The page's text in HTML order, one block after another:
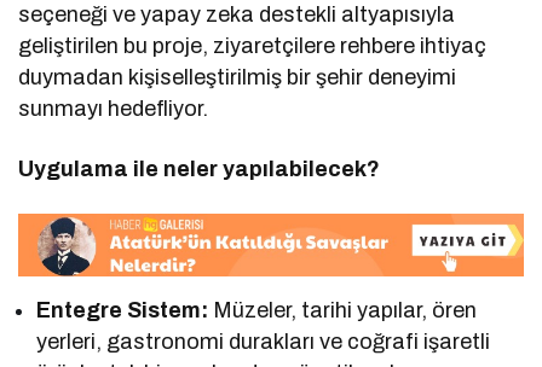
seçeneği ve yapay zeka destekli altyapısıyla
geliştirilen bu proje, ziyaretçilere rehbere ihtiyaç
duymadan kişiselleştirilmiş bir şehir deneyimi
sunmayı hedefliyor.
Uygulama ile neler yapılabilecek?
Entegre Sistem: Müzeler, tarihi yapılar, ören
yerleri, gastronomi durakları ve coğrafi işaretli